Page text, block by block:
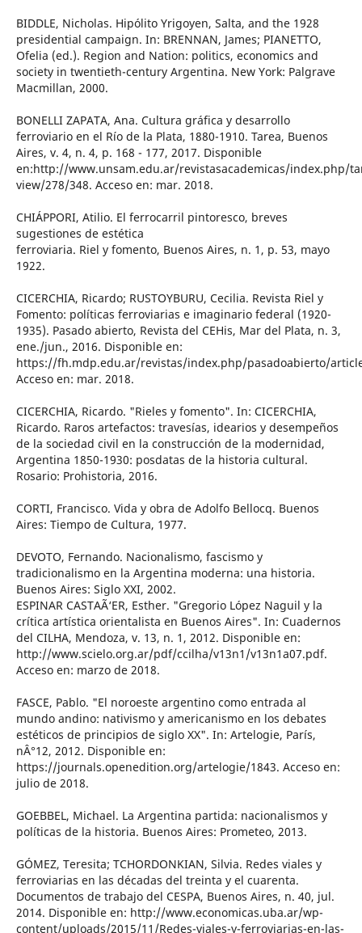
BIDDLE, Nicholas. Hipólito Yrigoyen, Salta, and the 1928
presidential campaign. In: BRENNAN, James; PIANETTO,
Ofelia (ed.). Region and Nation: politics, economics and
society in twentieth-century Argentina. New York: Palgrave
Macmillan, 2000.
BONELLI ZAPATA, Ana. Cultura gráfica y desarrollo
ferroviario en el Río de la Plata, 1880-1910. Tarea, Buenos
Aires, v. 4, n. 4, p. 168 - 177, 2017. Disponible
en:http://www.unsam.edu.ar/revistasacademicas/index.php/
view/278/348. Acceso en: mar. 2018.
CHIÁPPORI, Atilio. El ferrocarril pintoresco, breves
sugestiones de estética
ferroviaria. Riel y fomento, Buenos Aires, n. 1, p. 53, mayo
1922.
CICERCHIA, Ricardo; RUSTOYBURU, Cecilia. Revista Riel y
Fomento: políticas ferroviarias e imaginario federal (1920-
1935). Pasado abierto, Revista del CEHis, Mar del Plata, n. 3,
ene./jun., 2016. Disponible en:
https://fh.mdp.edu.ar/revistas/index.php/pasadoabierto/
Acceso en: mar. 2018.
CICERCHIA, Ricardo. "Rieles y fomento". In: CICERCHIA,
Ricardo. Raros artefactos: travesías, idearios y desempeños
de la sociedad civil en la construcción de la modernidad,
Argentina 1850-1930: posdatas de la historia cultural.
Rosario: Prohistoria, 2016.
CORTI, Francisco. Vida y obra de Adolfo Bellocq. Buenos
Aires: Tiempo de Cultura, 1977.
DEVOTO, Fernando. Nacionalismo, fascismo y
tradicionalismo en la Argentina moderna: una historia.
Buenos Aires: Siglo XXI, 2002.
ESPINAR CASTAÃ‘ER, Esther. "Gregorio López Naguil y la
crítica artística orientalista en Buenos Aires". In: Cuadernos
del CILHA, Mendoza, v. 13, n. 1, 2012. Disponible en:
http://www.scielo.org.ar/pdf/ccilha/v13n1/v13n1a07.pdf.
Acceso en: marzo de 2018.
FASCE, Pablo. "El noroeste argentino como entrada al
mundo andino: nativismo y americanismo en los debates
estéticos de principios de siglo XX". In: Artelogie, París,
nÂ°12, 2012. Disponible en:
https://journals.openedition.org/artelogie/1843. Acceso en:
julio de 2018.
GOEBBEL, Michael. La Argentina partida: nacionalismos y
políticas de la historia. Buenos Aires: Prometeo, 2013.
GÓMEZ, Teresita; TCHORDONKIAN, Silvia. Redes viales y
ferroviarias en las décadas del treinta y el cuarenta.
Documentos de trabajo del CESPA, Buenos Aires, n. 40, jul.
2014. Disponible en: http://www.economicas.uba.ar/wp-
content/uploads/2015/11/Redes-viales-y-ferroviarias-en-las-